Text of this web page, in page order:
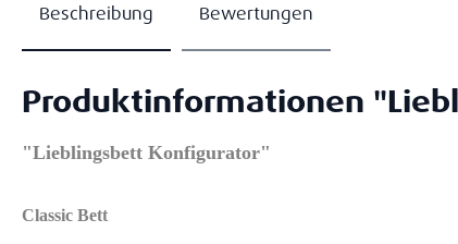
Beschreibung Bewertungen
Produktinformationen
"Lieblingsbett Konfigurator"
Classic Bett